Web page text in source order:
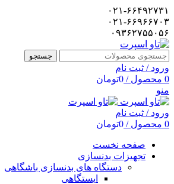
۰۲۱-۶۶۴۹۲۷۳۱
۰۲۱-۶۶۹۶۶۷۰۳
۰۹۳۶۲۷۵۵۰۵۶
جستجو
ورود / ثبت نام
0 محصول / تومان0
منو
ورود / ثبت نام
0 محصول / تومان0
صفحه نخست
تجهیزات بدنسازی
دستگاه های بدنسازی باشگاهی
ایستگاهی